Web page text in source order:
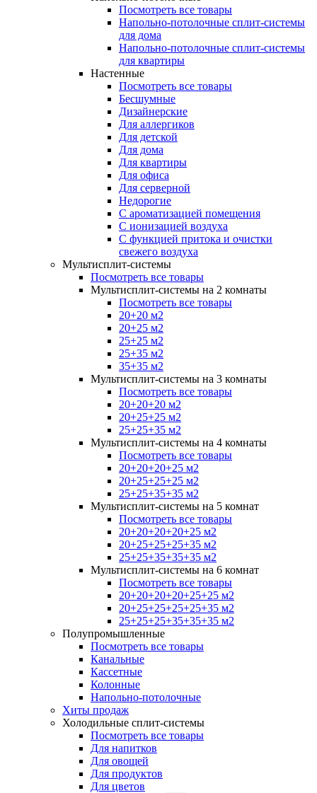
Посмотреть все товары
Напольно-потолочные сплит-системы
для дома
Напольно-потолочные сплит-системы
для квартиры
Настенные
Посмотреть все товары
Бесшумные
Дизайнерские
Для аллергиков
Для детской
Для дома
Для квартиры
Для офиса
Для серверной
Недорогие
С ароматизацией помещения
С ионизацией воздуха
С функцией притока и очистки
свежего воздуха
Мультисплит-системы
Посмотреть все товары
Мультисплит-системы на 2 комнаты
Посмотреть все товары
20+20 м2
20+25 м2
25+25 м2
25+35 м2
35+35 м2
Мультисплит-системы на 3 комнаты
Посмотреть все товары
20+20+20 м2
20+25+25 м2
25+25+35 м2
Мультисплит-системы на 4 комнаты
Посмотреть все товары
20+20+20+25 м2
20+25+25+25 м2
25+25+35+35 м2
Мультисплит-системы на 5 комнат
Посмотреть все товары
20+20+20+20+25 м2
20+25+25+25+35 м2
25+25+35+35+35 м2
Мультисплит-системы на 6 комнат
Посмотреть все товары
20+20+20+20+25+25 м2
20+25+25+25+25+35 м2
25+25+25+35+35+35 м2
Полупромышленные
Посмотреть все товары
Канальные
Кассетные
Колонные
Напольно-потолочные
Хиты продаж
Холодильные сплит-системы
Посмотреть все товары
Для напитков
Для овощей
Для продуктов
Для цветов